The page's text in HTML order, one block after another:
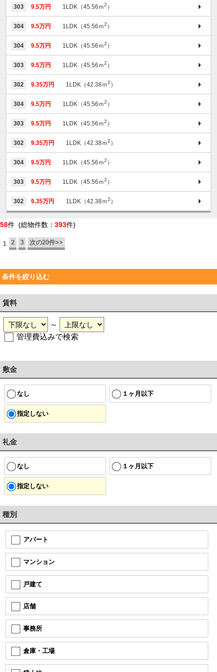
303 9.5万円 1LDK（45.56ｍ2 ）
304 9.5万円 1LDK（45.56ｍ2 ）
304 9.5万円 1LDK（45.56ｍ2 ）
303 9.5万円 1LDK（45.56ｍ2 ）
302 9.35万円 1LDK（42.38ｍ2 ）
304 9.5万円 1LDK（45.56ｍ2 ）
303 9.5万円 1LDK（45.56ｍ2 ）
302 9.35万円 1LDK（42.38ｍ2 ）
304 9.5万円 1LDK（45.56ｍ2 ）
303 9.5万円 1LDK（45.56ｍ2 ）
302 9.35万円 1LDK（42.38ｍ2 ）
58件 (総物件数： 393件)
1 2 3 次の20件>>
条件を絞り込む
賃料
～
管理費込みで検索
敷金
なし １ヶ月以下
指定しない
礼金
なし １ヶ月以下
指定しない
種別
アパート
マンション
戸建て
店舗
事務所
倉庫・工場